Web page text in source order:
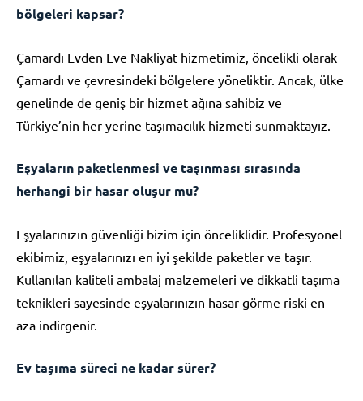
bölgeleri kapsar?
Çamardı Evden Eve Nakliyat hizmetimiz, öncelikli olarak
Çamardı ve çevresindeki bölgelere yöneliktir. Ancak, ülke
genelinde de geniş bir hizmet ağına sahibiz ve
Türkiye’nin her yerine taşımacılık hizmeti sunmaktayız.
Eşyaların paketlenmesi ve taşınması sırasında
herhangi bir hasar oluşur mu?
Eşyalarınızın güvenliği bizim için önceliklidir. Profesyonel
ekibimiz, eşyalarınızı en iyi şekilde paketler ve taşır.
Kullanılan kaliteli ambalaj malzemeleri ve dikkatli taşıma
teknikleri sayesinde eşyalarınızın hasar görme riski en
aza indirgenir.
Ev taşıma süreci ne kadar sürer?